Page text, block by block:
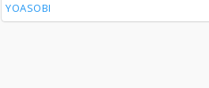
YOASOBI